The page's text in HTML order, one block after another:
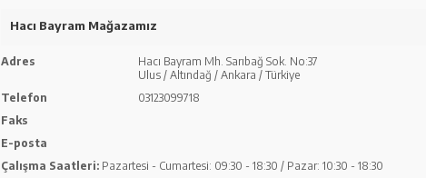
Hacı Bayram Mağazamız
Adres
Hacı Bayram Mh. Sarıbağ Sok. No:37
Ulus / Altındağ / Ankara / Türkiye
Telefon
03123099718
Faks
E-posta
Çalışma Saatleri:Pazartesi - Cumartesi: 09:30 - 18:30 / Pazar: 10:30 - 18:30